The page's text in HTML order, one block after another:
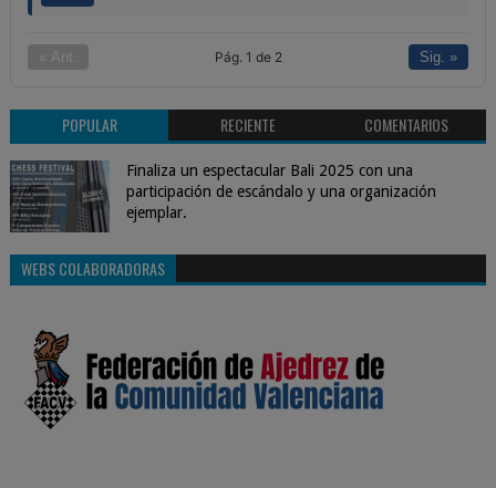
« Ant. Pág. 1 de 2 Sig. »
POPULAR RECIENTE COMENTARIOS
Finaliza un espectacular Bali 2025 con una
participación de escándalo y una organización
ejemplar.
WEBS COLABORADORAS